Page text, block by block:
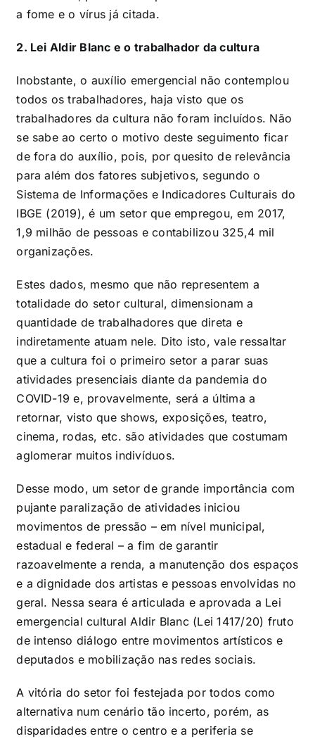
a fome e o vírus já citada.
2. Lei Aldir Blanc e o trabalhador da cultura
Inobstante, o auxílio emergencial não contemplou
todos os trabalhadores, haja visto que os
trabalhadores da cultura não foram incluídos. Não
se sabe ao certo o motivo deste seguimento ficar
de fora do auxílio, pois, por quesito de relevância
para além dos fatores subjetivos, segundo o
Sistema de Informações e Indicadores Culturais do
IBGE (2019), é um setor que empregou, em 2017,
1,9 milhão de pessoas e contabilizou 325,4 mil
organizações.
Estes dados, mesmo que não representem a
totalidade do setor cultural, dimensionam a
quantidade de trabalhadores que direta e
indiretamente atuam nele. Dito isto, vale ressaltar
que a cultura foi o primeiro setor a parar suas
atividades presenciais diante da pandemia do
COVID-19 e, provavelmente, será a última a
retornar, visto que shows, exposições, teatro,
cinema, rodas, etc. são atividades que costumam
aglomerar muitos indivíduos.
Desse modo, um setor de grande importância com
pujante paralização de atividades iniciou
movimentos de pressão – em nível municipal,
estadual e federal – a fim de garantir
razoavelmente a renda, a manutenção dos espaços
e a dignidade dos artistas e pessoas envolvidas no
geral. Nessa seara é articulada e aprovada a Lei
emergencial cultural Aldir Blanc (Lei 1417/20) fruto
de intenso diálogo entre movimentos artísticos e
deputados e mobilização nas redes sociais.
A vitória do setor foi festejada por todos como
alternativa num cenário tão incerto, porém, as
disparidades entre o centro e a periferia se